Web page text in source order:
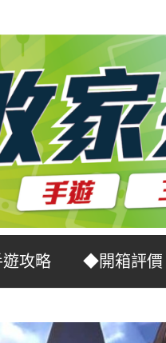
攻略 ◆開箱評價